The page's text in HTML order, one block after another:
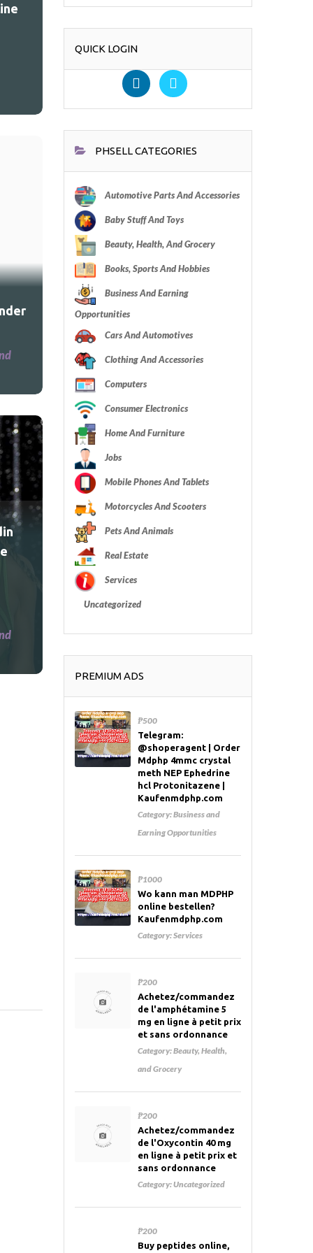
QUICK LOGIN
PHSELL CATEGORIES
Automotive Parts And Accessories
Baby Stuff And Toys
Beauty, Health, And Grocery
Books, Sports And Hobbies
Business And Earning
Opportunities
Cars And Automotives
Clothing And Accessories
Computers
Consumer Electronics
Home And Furniture
Jobs
Mobile Phones And Tablets
Motorcycles And Scooters
Pets And Animals
Real Estate
Services
Uncategorized
PREMIUM ADS
₱500
Telegram:
@shoperagent | Order
Mdphp 4mmc crystal
meth NEP Ephedrine
hcl Protonitazene |
Kaufenmdphp.com
Category:Business and
Earning Opportunities
₱1000
Wo kann man MDPHP
online bestellen?
Kaufenmdphp.com
Category:Services
₱200
Achetez/commandez
de l'amphétamine 5
mg en ligne à petit prix
et sans ordonnance
Category:Beauty, Health,
and Grocery
₱200
Achetez/commandez
de l'Oxycontin 40 mg
en ligne à petit prix et
sans ordonnance
Category:Uncategorized
₱200
Buy peptides online,